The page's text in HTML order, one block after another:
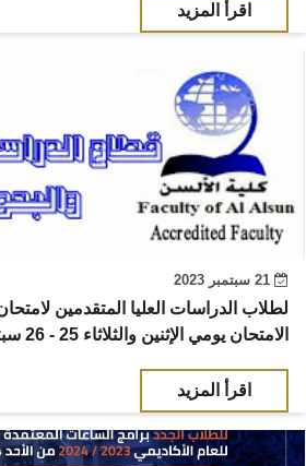
اقرأ المزيد
لطلاب الدراسات العليا المتقدمين
الامتحان يومي الإثنين والثلاثاء 25 - 26 سبتمبر الجاري
اقرأ المزيد